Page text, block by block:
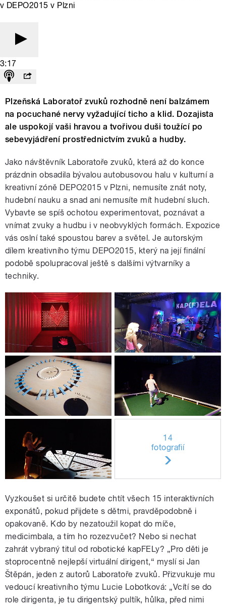
v DEPO2015 v Plzni
3:17
Plzeňská Laboratoř zvuků rozhodně není balzámem
na pocuchané nervy vyžadující ticho a klid. Dozajista
ale uspokojí vaši hravou a tvořivou duši toužící po
sebevyjádření prostřednictvím zvuků a hudby.
Jako návštěvník Laboratoře zvuků, která až do konce
prázdnin obsadila bývalou autobusovou halu v kulturní a
kreativní zóně DEPO2015 v Plzni, nemusíte znát noty,
hudební nauku a snad ani nemusíte mít hudební sluch.
Vybavte se spíš ochotou experimentovat, poznávat a
vnímat zvuky a hudbu i v neobvyklých formách. Expozice
vás oslní také spoustou barev a světel. Je autorským
dílem kreativního týmu DEPO2015, který na její finální
podobě spolupracoval ještě s dalšími výtvarníky a
techniky.
14
fotografií
Vyzkoušet si určitě budete chtít všech 15 interaktivních
exponátů, pokud přijdete s dětmi, pravděpodobně i
opakovaně. Kdo by nezatoužil kopat do míče,
medicimbala, a tím ho rozezvučet? Nebo si nechat
zahrát vybraný titul od robotické kapFELy? „Pro děti je
stoprocentně nejlepší virtuální dirigent,“ myslí si Jan
Štěpán, jeden z autorů Laboratoře zvuků. Přizvukuje mu
vedoucí kreativního týmu Lucie Lobotková: „Vcítí se do
role dirigenta, je tu dirigentský pultík, hůlka, před nimi